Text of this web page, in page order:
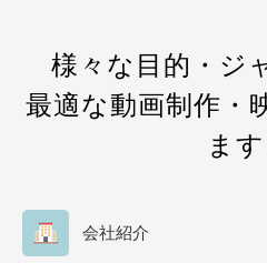
様々な目的・ジ
最適な動画制作・
ます
会社紹介